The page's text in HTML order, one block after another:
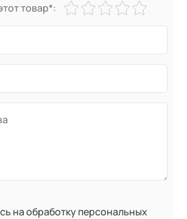
товар*:
на обработку персональных